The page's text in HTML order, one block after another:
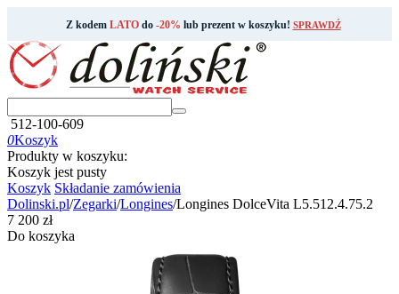
Z kodem LATOdo -20% lub prezent w koszyku! SPRAWDŹ
512-100-609
0Koszyk
Produkty w koszyku:
Koszyk jest pusty
Koszyk Składanie zamówienia
Dolinski.pl/Zegarki/Longines/Longines DolceVita L5.512.4.75.2
‍7 200‍ zł
Do koszyka